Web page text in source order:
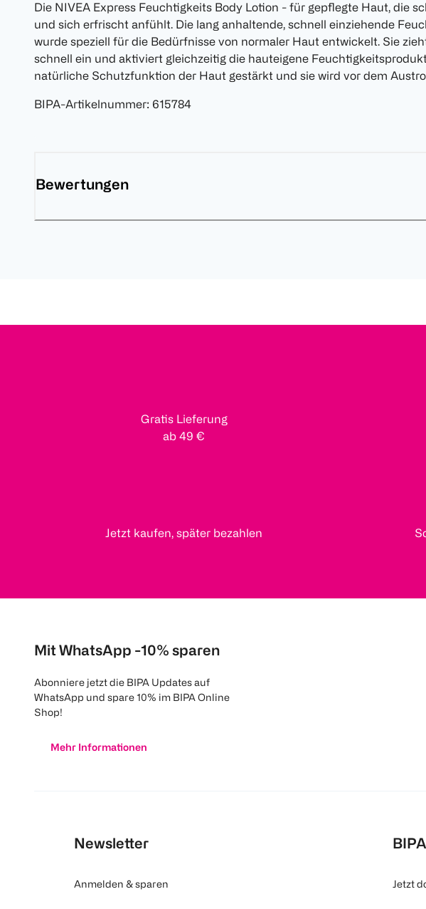
Die NIVEA Express Feuchtigkeits Body Lotion - für gepflegte Haut, die
und sich erfrischt anfühlt. Die lang anhaltende, schnell einziehende
wurde speziell für die Bedürfnisse von normaler Haut entwickelt. Sie
schnell ein und aktiviert gleichzeitig die hauteigene
natürliche Schutzfunktion der Haut gestärkt und sie wird vor dem
BIPA-Artikelnummer: 615784
Bewertungen
Gratis Lieferung
ab 49 €
Jetzt kaufen, später bezahlen
Mit WhatsApp -10% sparen
Abonniere jetzt die BIPA Updates auf
WhatsApp und spare 10% im BIPA Online
Shop!
Mehr Informationen
Newsletter
Anmelden & sparen Jetzt